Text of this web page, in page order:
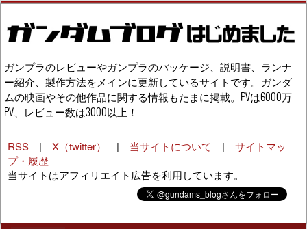
ガンプラのレビューやガンプラのパッケージ、説明書、ランナ
ー紹介、製作方法をメインに更新しているサイトです。ガンダ
ムの映画やその他作品に関する情報もたまに掲載。PVは6000万
PV、レビュー数は3000以上！
RSS | X（twitter） | 当サイトについて | サイトマッ
プ・履歴
当サイトはアフィリエイト広告を利用しています。